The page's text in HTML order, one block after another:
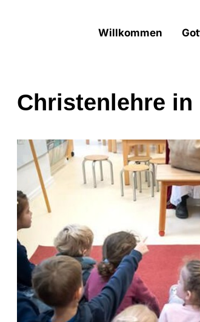
Willkommen
Christenlehre in